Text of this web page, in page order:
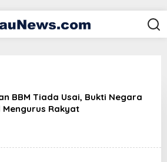
BBM Tiada Usai, Bukti Negara
Mengurus Rakyat